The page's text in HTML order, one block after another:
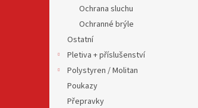
Ochrana sluchu
Ochranné brýle
Ostatní
Pletiva + příslušenství
Polystyren / Molitan
Poukazy
Přepravky